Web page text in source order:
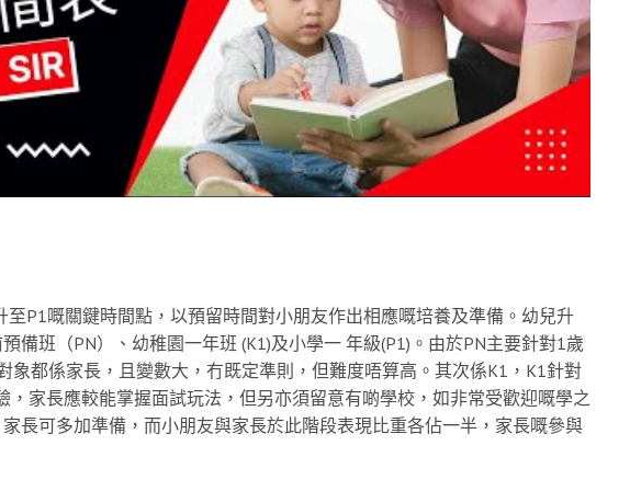
P1嘅關鍵時間點，以預留時間對小朋友作出相應嘅培養及準備。幼兒升
備班（PN）、幼稚園一年班 (K1)及小學一 年級(P1)。由於PN主要針對1歲
象都係家長，且變數大，冇既定準則，但難度唔算高。其次係K1，K1針對
，家長應較能掌握面試玩法，但另亦須留意有啲學校，如非常受歡迎嘅學之
長可多加準備，而小朋友與家長於此階段表現比重各佔一半，家長嘅參與